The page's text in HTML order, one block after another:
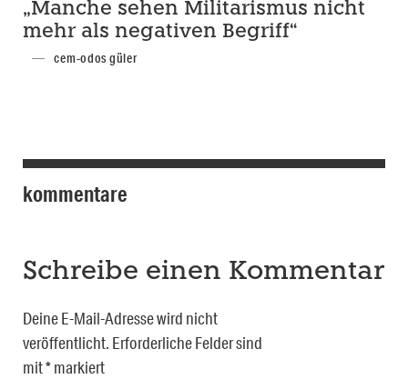
„Manche sehen Militarismus nicht
mehr als negativen Begriff“
cem-odos güler
kommentare
Schreibe einen Kommentar
Deine E-Mail-Adresse wird nicht
veröffentlicht. Erforderliche Felder sind
mit*markiert